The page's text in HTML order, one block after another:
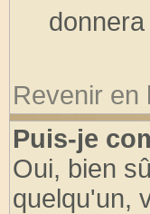
donnera
Revenir en
Puis-je
Oui, bien
quelqu'un,